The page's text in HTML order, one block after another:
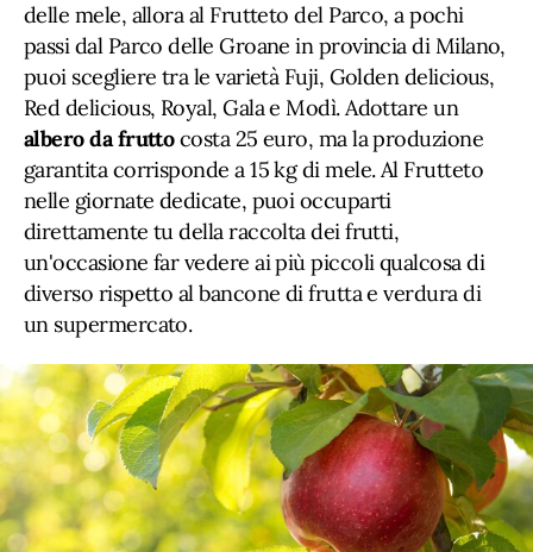
delle mele, allora al Frutteto del Parco, a pochi
passi dal Parco delle Groane in provincia di Milano,
puoi scegliere tra le varietà Fuji, Golden delicious,
Red delicious, Royal, Gala e Modì. Adottare un
albero da fruttocosta 25 euro, ma la produzione
garantita corrisponde a 15 kg di mele. Al Frutteto
nelle giornate dedicate, puoi occuparti
direttamente tu della raccolta dei frutti,
un'occasione far vedere ai più piccoli qualcosa di
diverso rispetto al bancone di frutta e verdura di
un supermercato.